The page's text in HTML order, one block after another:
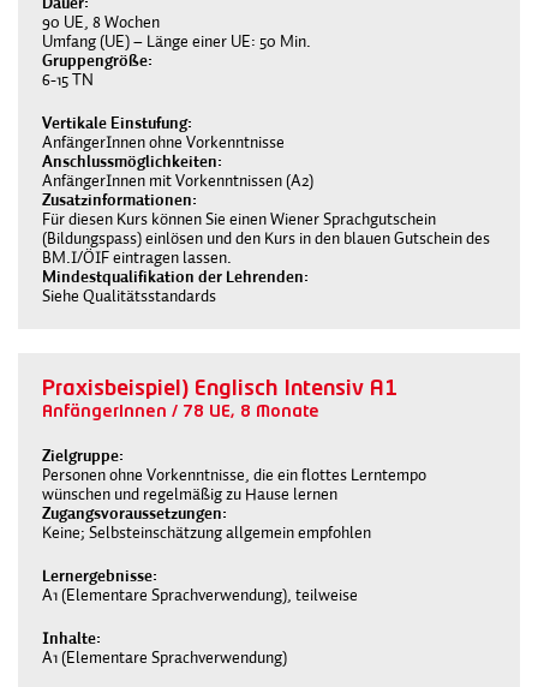
90 UE, 8 Wochen
Umfang (UE) – Länge einer UE: 50 Min.
Gruppengröße
6-15 TN
Vertikale Einstufung
AnfängerInnen ohne Vorkenntnisse
Anschlussmöglichkeiten
AnfängerInnen mit Vorkenntnissen (A2)
Zusatzinformationen
Für diesen Kurs können Sie einen Wiener Sprachgutschein
(Bildungspass) einlösen und den Kurs in den blauen Gutschein des
BM.I/ÖIF eintragen lassen.
Mindestqualifikation der Lehrenden
Siehe Qualitätsstandards
Praxisbeispiel) Englisch Intensiv A1
AnfängerInnen / 78 UE, 8 Monate
Zielgruppe
Personen ohne Vorkenntnisse, die ein flottes Lerntempo
wünschen und regelmäßig zu Hause lernen
Zugangsvoraussetzungen
Keine; Selbsteinschätzung allgemein empfohlen
Lernergebnisse
A1 (Elementare Sprachverwendung), teilweise
Inhalte
A1 (Elementare Sprachverwendung)